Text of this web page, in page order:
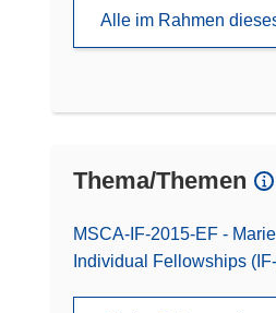
Alle im Rahmen
Thema/Themen
MSCA-IF-2015-EF -
Individual Fellowships